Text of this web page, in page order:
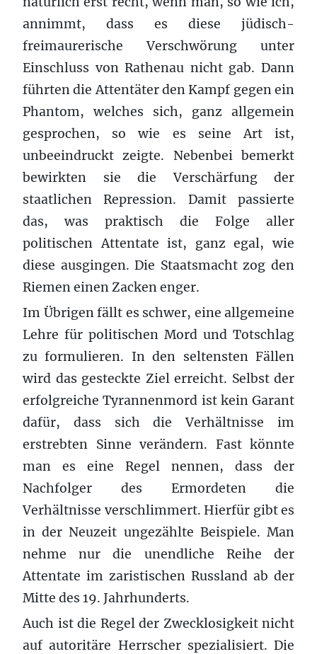
annimmt, dass es diese jüdisch-
freimaurerische Verschwörung unter
Einschluss von Rathenau nicht gab. Dann
führten die Attentäter den Kampf gegen ein
Phantom, welches sich, ganz allgemein
gesprochen, so wie es seine Art ist,
unbeeindruckt zeigte. Nebenbei bemerkt
bewirkten sie die Verschärfung der
staatlichen Repression. Damit passierte
das, was praktisch die Folge aller
politischen Attentate ist, ganz egal, wie
diese ausgingen. Die Staatsmacht zog den
Riemen einen Zacken enger.
Im Übrigen fällt es schwer, eine allgemeine
Lehre für politischen Mord und Totschlag
zu formulieren. In den seltensten Fällen
wird das gesteckte Ziel erreicht. Selbst der
erfolgreiche Tyrannenmord ist kein Garant
dafür, dass sich die Verhältnisse im
erstrebten Sinne verändern. Fast könnte
man es eine Regel nennen, dass der
Nachfolger des Ermordeten die
Verhältnisse verschlimmert. Hierfür gibt es
in der Neuzeit ungezählte Beispiele. Man
nehme nur die unendliche Reihe der
Attentate im zaristischen Russland ab der
Mitte des 19. Jahrhunderts.
Auch ist die Regel der Zwecklosigkeit nicht
auf autoritäre Herrscher spezialisiert. Die